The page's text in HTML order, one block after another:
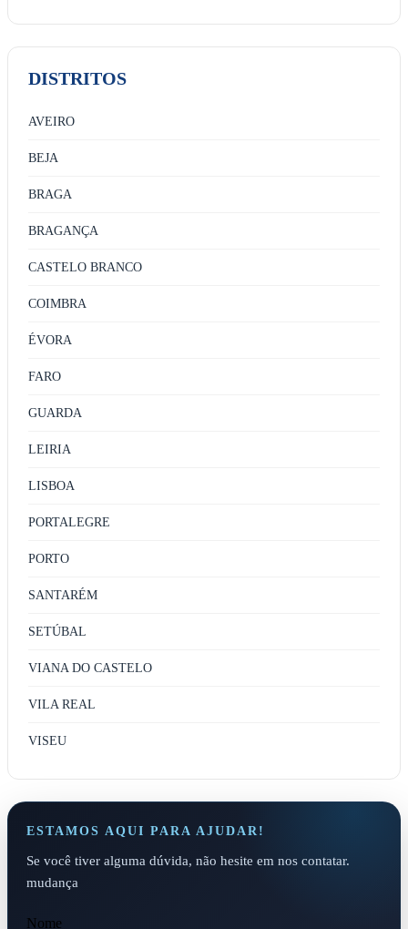
DISTRITOS
AVEIRO
BEJA
BRAGA
BRAGANÇA
CASTELO BRANCO
COIMBRA
ÉVORA
FARO
GUARDA
LEIRIA
LISBOA
PORTALEGRE
PORTO
SANTARÉM
SETÚBAL
VIANA DO CASTELO
VILA REAL
VISEU
ESTAMOS AQUI PARA AJUDAR!
Se você tiver alguma dúvida, não hesite em nos contatar.
mudança
Nome